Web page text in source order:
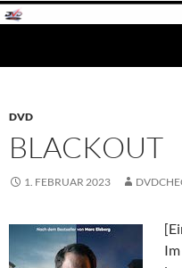
Zum
DVD
BLACKOUT
1. FEBRUAR 2023